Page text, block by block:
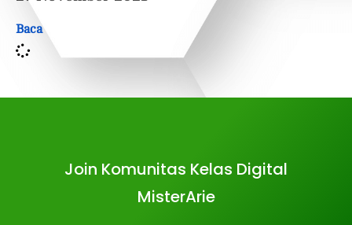
Baca
Join Komunitas Kelas Digital
MisterArie